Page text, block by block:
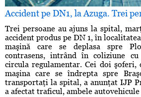
Accident pe DN1, la Azuga. Trei
Trei persoane au ajuns la spital,
accident produs pe DN 1, în
maşină care se deplasa spre
contrasens, intrând în coliziune
circula regulamentar. Cei doi şoferi,
maşina care se îndrepta spre
transportaţi la spital, a anunţat IJP
a afectat traficul, ambele autovehicule